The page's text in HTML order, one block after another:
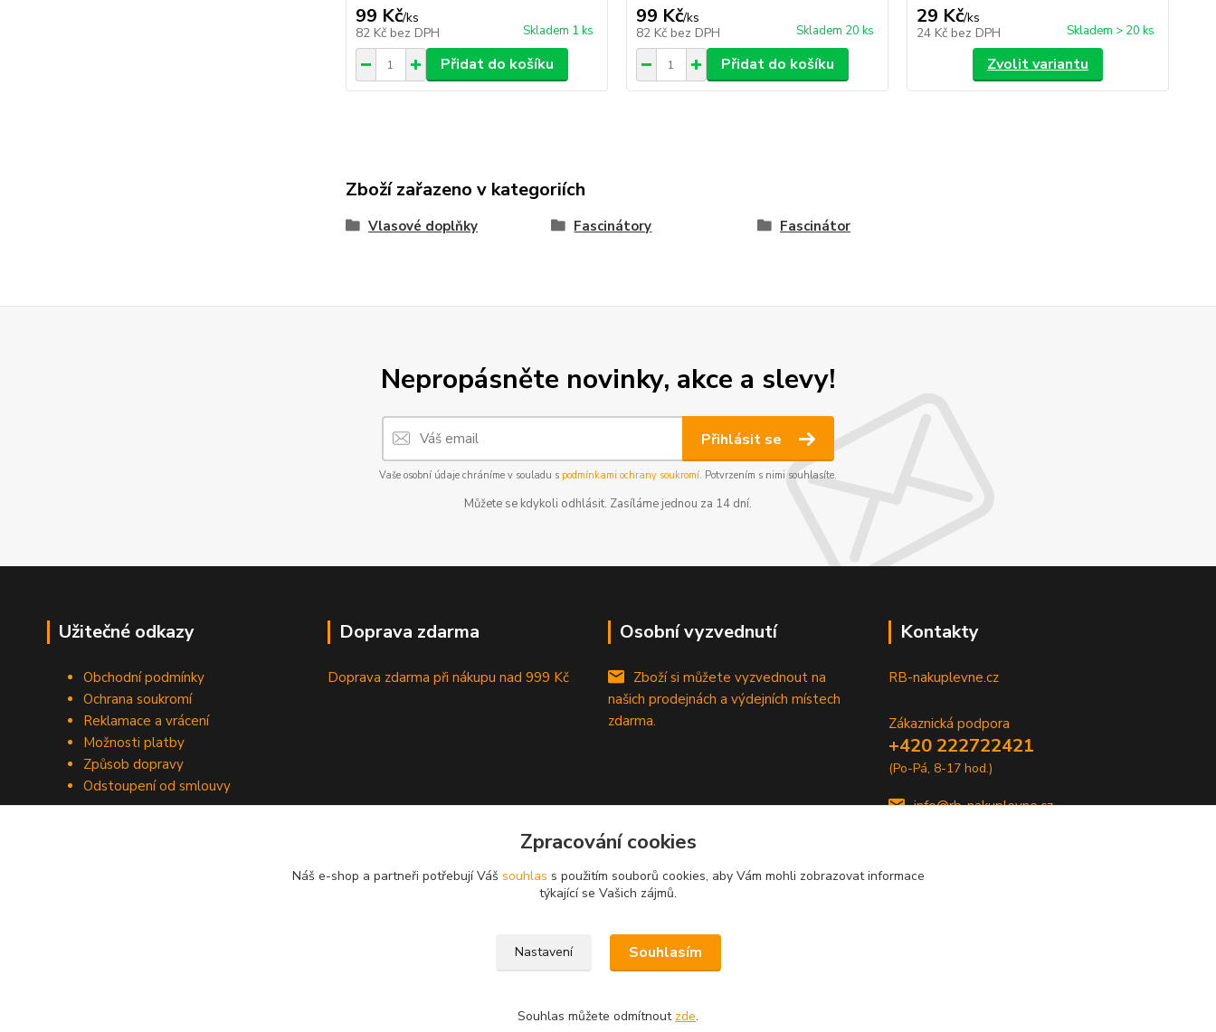
99 Kč/ks
82 Kč bez DPH Skladem 1 ks
Přidat do košíku
99 Kč/ks
82 Kč bez DPH Skladem 20 ks
Přidat do košíku
29 Kč/ks
24 Kč bez DPH Skladem > 20 ks
Zvolit variantu
Zboží zařazeno v kategoriích
Vlasové doplňky Fascinátory Fascinátor
Nepropásněte novinky, akce a slevy!
Přihlásit se
Vaše osobní údaje chráníme v souladu s podmínkami ochrany soukromí. Potvrzením s nimi souhlasíte.
Můžete se kdykoli odhlásit. Zasíláme jednou za 14 dní.
Užitečné odkazy
Obchodní podmínky
Ochrana soukromí
Reklamace a vrácení
Možnosti platby
Způsob dopravy
Odstoupení od smlouvy
Doprava zdarma
Doprava zdarma při nákupu nad 999 Kč
Osobní vyzvednutí
Zboží si můžete vyzvednout na
našich prodejnách a výdejních místech
zdarma.
Kontakty
RB-nakuplevne.cz
Zákaznická podpora
+420 222722421
(Po-Pá, 8-17 hod.)
info@rb-nakuplevne.cz
Zpracování cookies
Náš e-shop a partneři potřebují Váš souhlas s použitím souborů cookies, aby Vám mohli zobrazovat informace
týkající se Vašich zájmů.
Nastavení Souhlasím
Souhlas můžete odmítnout zde.